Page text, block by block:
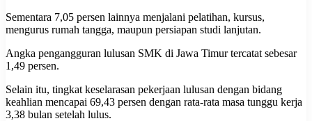
Sementara 7,05 persen lainnya menjalani pelatihan, kursus,
mengurus rumah tangga, maupun persiapan studi lanjutan.
Angka pengangguran lulusan SMK di Jawa Timur tercatat sebesar
1,49 persen.
Selain itu, tingkat keselarasan pekerjaan lulusan dengan bidang
keahlian mencapai 69,43 persen dengan rata-rata masa tunggu kerja
3,38 bulan setelah lulus.